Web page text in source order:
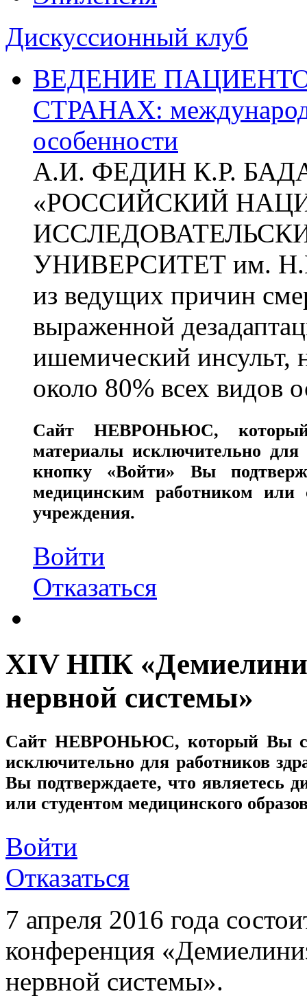
Дискуссионный клуб
ВЕДЕНИЕ
СТРАНАХ:
особенности
А.И. ФЕДИН К.Р.
«РОССИЙСКИЙ
УНИВЕРСИТЕТ им.
из ведущих причин
выраженной
ишемический инсульт,
около 80% всех видов
СайтНЕВРОНЬЮС,
материалы исключительно для
кнопку «Войти» Вы
медицинским работником или
учреждения.
Войти
Отказаться
XIV НПК
нервной системы»
Сайт НЕВРОНЬЮС, который Вы
исключительно для работников
Вы подтверждаете, что являетесь
или студентом медицинского
Войти
Отказаться
7 апреля 2016 года
конференция
нервной системы».